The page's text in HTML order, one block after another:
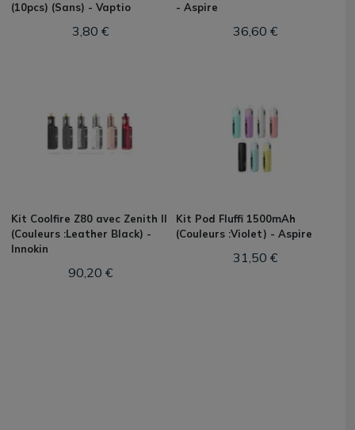
(10pcs) (Sans) - Vaptio
3,80 €
- Aspire
36,60 €
Kit Coolfire Z80 avec Zenith II
(Couleurs :Leather Black) -
Innokin
90,20 €
Kit Pod Fluffi 1500mAh
(Couleurs :Violet) - Aspire
31,50 €